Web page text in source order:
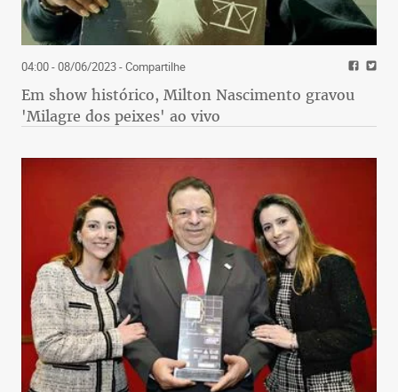
04:00 - 08/06/2023- Compartilhe
Em show histórico, Milton Nascimento gravou
'Milagre dos peixes' ao vivo